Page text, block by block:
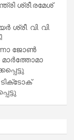
ശ്രീ.രമേശ്
വി. വി.
ജോൺ